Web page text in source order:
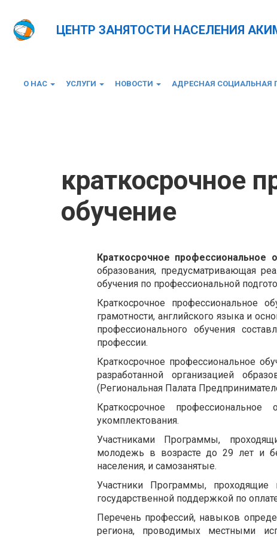
ЦЕНТР ЗАНЯТОСТИ НАСЕЛЕНИЯ
О НАС УСЛУГИ НОВОСТИ АДРЕСНАЯ СОЦИАЛЬНАЯ
краткосрочное
обучение
Краткосрочное профессиональное
образования, предусматривающая
обучения по профессиональной
Краткосрочное профессиональное
грамотности, английского языка и
профессионального обучения
профессии.
Краткосрочное профессиональное
разработанной организацией
(Региональная Палата
Краткосрочное
укомплектования.
Участниками Программы,
молодежь в возрасте до 29 лет и
населения, и самозанятые.
Участники Программы, проходящие
государственной поддержкой по
Перечень профессий, навыков
региона, проводимых местными